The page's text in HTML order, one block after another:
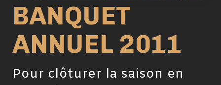
BANQUET
ANNUEL 2011
Pour clôturer la saison en